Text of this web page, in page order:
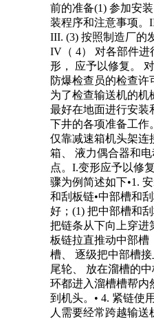
前的准备(1) 参加安
装程序和注意事项。
III. (3) 按照制造厂的
IV（ 4） 对各部件进
形， 应予以修复。
防爆检查员的检查许
为了检查输送机的机
最好在地面进行安装
下井的各项准备工作
仅靠减速箱机头架连
箱、 液力偶合器和
点。I.变形应予以修
骤为例简述如下•1.
和刮板链•中部槽和
好；(1) 把中部槽和
把链条从下向上穿进
板链拉直推动中部槽
槽、 逐级把中部槽接
尾轮、 放在溜槽的
环都进入溜槽槽帮内
到机头。• 4. 紧链使
人需要经常跨越输送